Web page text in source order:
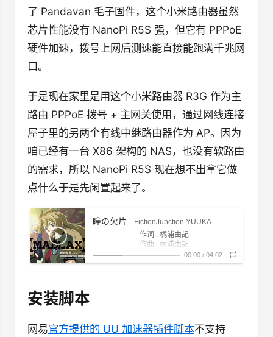
了 Pandavan 毛子固件，这个小米路由器虽然
芯片性能没有 NanoPi R5S 强，但它有 PPPoE
硬件加速，拨号上网后测速能直接能跑满千兆网
口。
于是现在家里是用这个小米路由器 R3G 作为主
路由 PPPoE 拨号 + 主网关使用，通过网线连接
屋子里的另两个有线中继路由器作为 AP。因为
咱已经有一台 X86 架构的 NAS，也没有软路由
的需求，所以 NanoPi R5S 现在想不出拿它做
点什么于是先闲置起来了。
瞳の欠片 - FictionJunction YUUKA
作词 : 梶浦由記
作曲 : 梶浦由記
编曲 : 梶浦由記
「瞳の欠片」 (欠片」)
閉じた本の中眠ってる (〖在合上的书中沉
眠〗)
想い出という名のパンドラの宝石 (〖回忆与
00:00 / 04:02
安装脚本
网易官方提供的 UU 加速器插件脚本不支持